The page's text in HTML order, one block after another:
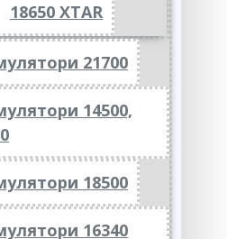
18650 XTAR
21700
14500,
18500
16340